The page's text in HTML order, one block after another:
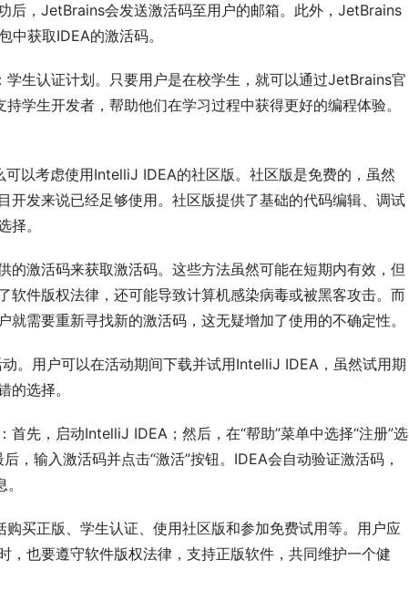
后，JetBrains会发送激活码至用户的邮箱。此外，JetBrains
获取IDEA的激活码。
生认证计划。只要用户是在校学生，就可以通过JetBrains官
学生开发者，帮助他们在学习过程中获得更好的编程体验。
以考虑使用IntelliJ IDEA的社区版。社区版是免费的，虽然
开发来说已经足够使用。社区版提供了基础的代码编辑、调试
。
激活码来获取激活码。这些方法虽然可能在短期内有效，但
软件版权法律，还可能导致计算机感染病毒或被黑客攻击。而
需要重新寻找新的激活码，这无疑增加了使用的不确定性。
。用户可以在活动期间下载并试用IntelliJ IDEA，虽然试用期
选择。
先，启动IntelliJ IDEA；然后，在“帮助”菜单中选择“注册”选
，输入激活码并点击“激活”按钮。IDEA会自动验证激活码，
买正版、学生认证、使用社区版和参加免费试用等。用户应
也要遵守软件版权法律，支持正版软件，共同维护一个健